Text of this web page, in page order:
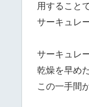
用すること
サーキュレ
サーキュレ
乾燥を早め
この一手間